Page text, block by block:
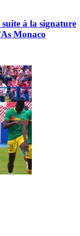
à la signature
Monaco